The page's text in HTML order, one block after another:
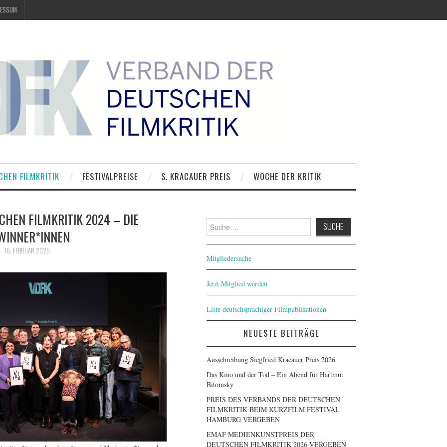
FILMKRITIK FESTIVALPREISE S. KRACAUER PREIS WOCHE DER KRITIK
FILMKRITIK 2024 – DIE
16. FEBRUAR 2025
Suche
nach:
Mitgliedersuche
Jetzt Mitglied werden
Liste deutschsprachiger Filmpublikationen
NEUESTE BEITRÄGE
Ausschreibung Siegfried Kracauer Preis 2026
Das Kino und der Tod – Ein Abend für Hartmut
Bitomsky
PREIS DES VERBANDS DER DEUTSCHEN
FILMKRITIK BEIM KURZFILM FESTIVAL
HAMBURG VERGEBEN
EMAF MEDIENKUNSTPREIS DER
DEUTSCHEN FILMKRITIK 2026 VERGEBEN